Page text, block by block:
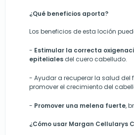
¿Qué beneficios aporta?
Los beneficios de esta loción
- Estimular la correcta
epiteliales del cuero cabelludo.
- Ayudar a recuperar la salud del
promoverel crecimiento del
- Promover una melena fuerte,
¿Cómo usar Margan Cellularys